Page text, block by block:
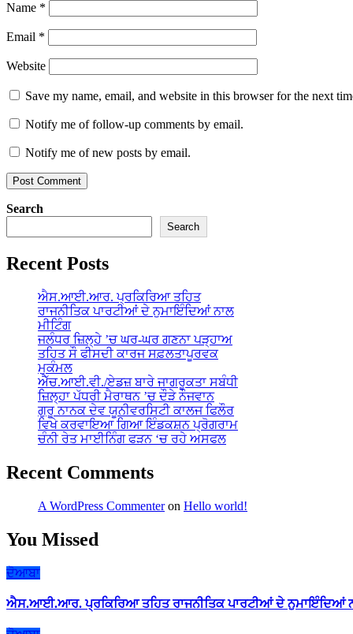
Name *
Email *
Website
Save my name, email, and website in this browser for the next
Notify me of follow-up comments by email.
Notify me of new posts by email.
Search
Search
Recent Posts
ਐਸ.ਆਈ.ਆਰ. ਪ੍ਰਕਿਰਿਆ ਤਹਿਤ
ਰਾਜਨੀਤਿਕ ਪਾਰਟੀਆਂ ਦੇ ਨੁਮਾਇੰਦਿਆਂ ਨਾਲ
ਮੀਟਿੰਗ
ਜਲੰਧਰ ਜ਼ਿਲ੍ਹੇ ’ਚ ਘਰ-ਘਰ ਗਣਨਾ ਪੜ੍ਹਾਅ
ਤਹਿਤ ਸੌ ਫੀਸਦੀ ਕਾਰਜ ਸਫ਼ਲਤਾਪੂਰਵਕ
ਮੁਕੰਮਲ
ਐੱਚ.ਆਈ.ਵੀ./ਏਡਜ਼ ਬਾਰੇ ਜਾਗਰੂਕਤਾ ਸਬੰਧੀ
ਜ਼ਿਲ੍ਹਾ ਪੱਧਰੀ ਮੈਰਾਥਨ ’ਚ ਦੌੜੇ ਨੌਜਵਾਨ
ਗੁਰੂ ਨਾਨਕ ਦੇਵ ਯੂਨੀਵਰਸਿਟੀ ਕਾਲਜ ਫਿਲੌਰ
ਵਿਖੇ ਕਰਵਾਇਆ ਗਿਆ ਇੰਡਕਸ਼ਨ ਪ੍ਰੋਗਰਾਮ
ਚੰਨੀ ਰੇਤ ਮਾਈਨਿੰਗ ਫੜਨ ‘ਚ ਰਹੇ ਅਸਫਲ
Recent Comments
A WordPress Commenteron Hello world!
You Missed
ਦੋਆਬਾ
ਐਸ.ਆਈ.ਆਰ. ਪ੍ਰਕਿਰਿਆ ਤਹਿਤ ਰਾਜਨੀਤਿਕ ਪਾਰਟੀਆਂ ਦੇ ਨੁਮਾਇੰਦਿਆਂ